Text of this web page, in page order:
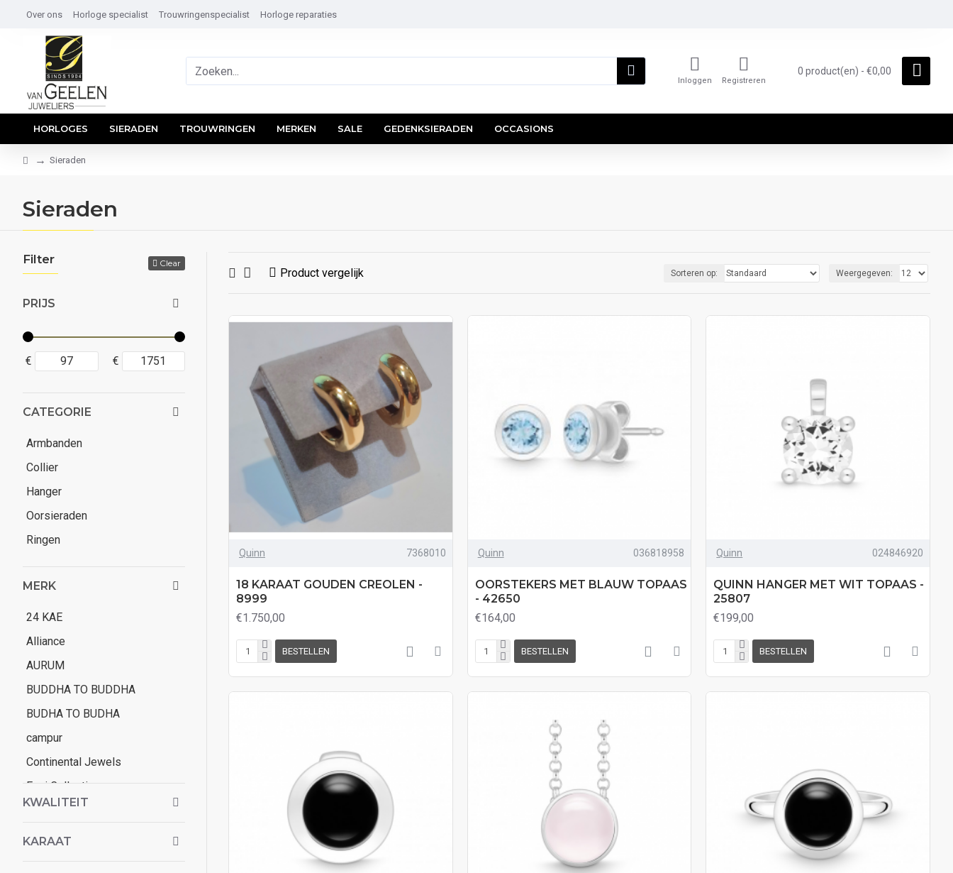
Over ons Horloge specialist Trouwringenspecialist Horloge reparaties
Inloggen Registreren
0 product(en) - €0,00
HORLOGES SIERADEN TROUWRINGEN MERKEN SALE GEDENKSIERADEN OCCASIONS
Sieraden
Sieraden
Filter Clear
PRIJS
€ €
CATEGORIE
Armbanden
Collier
Hanger
Oorsieraden
Ringen
MERK
24 KAE
Alliance
AURUM
BUDDHA TO BUDDHA
BUDHA TO BUDHA
campur
Continental Jewels
Engi Collection
Excelent
FACET KASIUS
KWALITEIT
KARAAT
Product vergelijk Sorteren op: Weergegeven:
Quinn 7368010
18 KARAAT GOUDEN CREOLEN -
8999
€1.750,00
BESTELLEN
Quinn 036818958
OORSTEKERS MET BLAUW TOPAAS
- 42650
€164,00
BESTELLEN
Quinn 024846920
QUINN HANGER MET WIT TOPAAS -
25807
€199,00
BESTELLEN